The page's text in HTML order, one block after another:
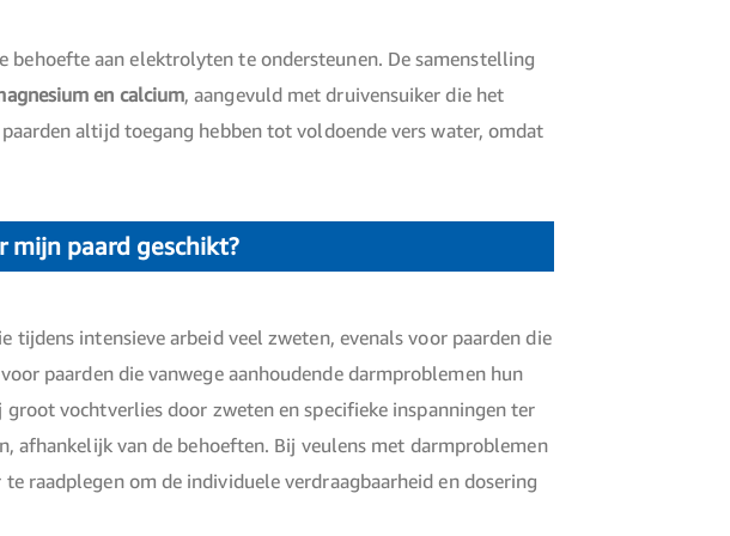
aan elektrolyten te ondersteunen. De samenstelling
en calcium, aangevuld met druivensuiker die het
altijd toegang hebben tot voldoende vers water, omdat
mijn paard geschikt?
intensieve arbeid veel zweten, evenals voor paarden die
paarden die vanwege aanhoudende darmproblemen hun
vochtverlies door zweten en specifieke inspanningen ter
afhankelijk van de behoeften. Bij veulens met darmproblemen
raadplegen om de individuele verdraagbaarheid en dosering